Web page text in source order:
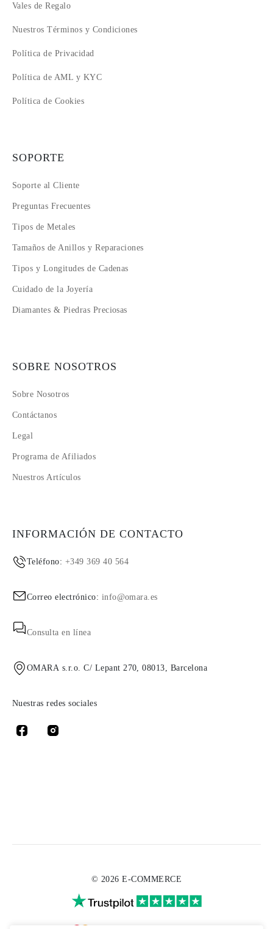
Vales de Regalo
Nuestros Términos y Condiciones
Política de Privacidad
Política de AML y KYC
Política de Cookies
SOPORTE
Soporte al Cliente
Preguntas Frecuentes
Tipos de Metales
Tamaños de Anillos y Reparaciones
Tipos y Longitudes de Cadenas
Cuidado de la Joyería
Diamantes & Piedras Preciosas
SOBRE NOSOTROS
Sobre Nosotros
Contáctanos
Legal
Programa de Afiliados
Nuestros Artículos
INFORMACIÓN DE CONTACTO
Teléfono: +349 369 40 564
Correo electrónico: info@omara.es
Consulta en línea
OMARA s.r.o. C/ Lepant 270, 08013, Barcelona
Nuestras redes sociales
© 2026 E-COMMERCE